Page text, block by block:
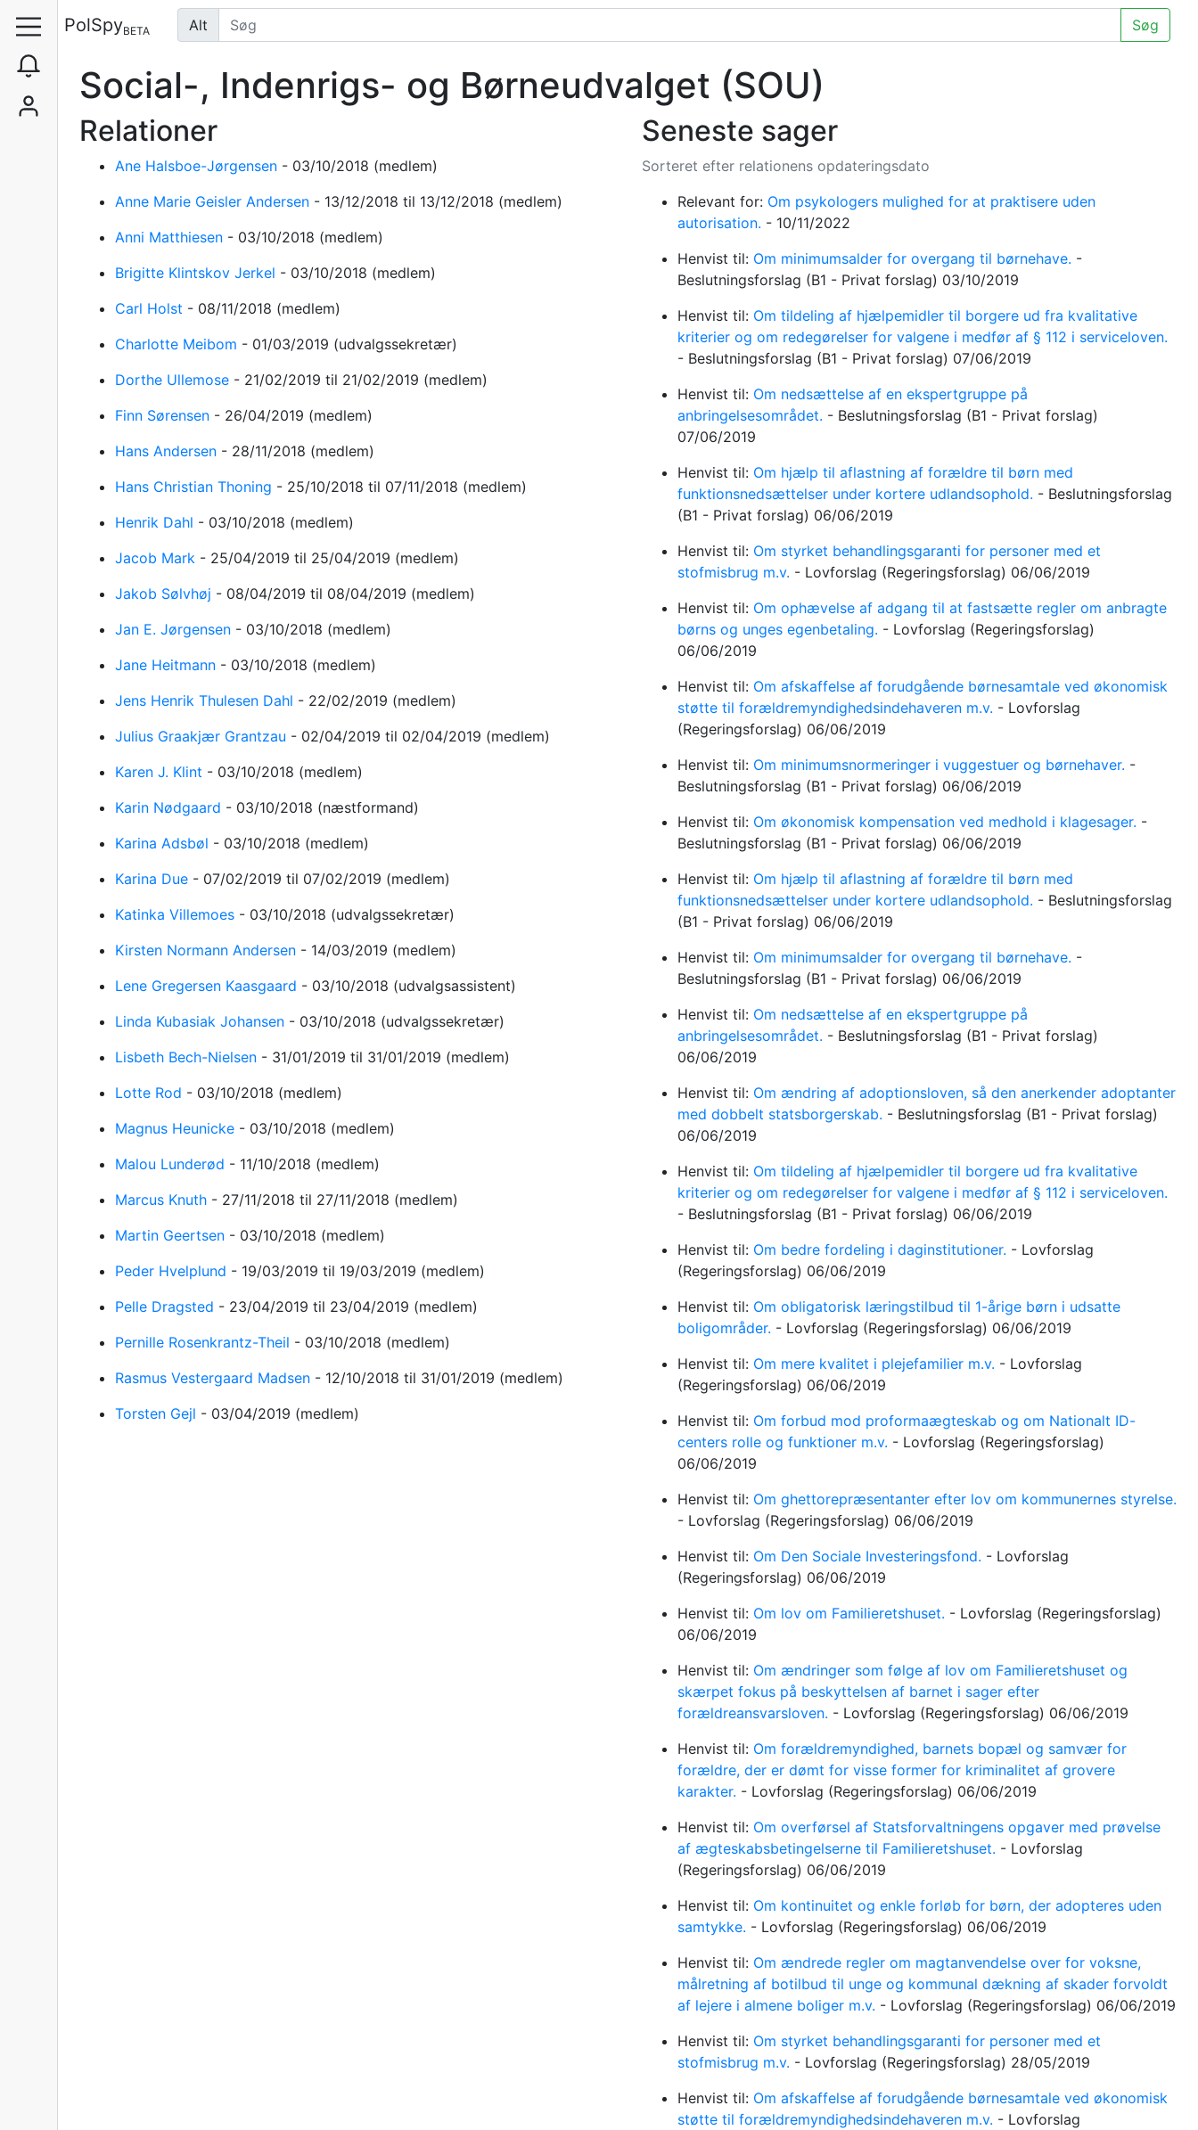
PolSpyBETA Alt Søg
Social-, Indenrigs- og Børneudvalget (SOU)
Relationer
Ane Halsboe-Jørgensen - 03/10/2018 (medlem)
Anne Marie Geisler Andersen - 13/12/2018 til 13/12/2018 (medlem)
Anni Matthiesen - 03/10/2018 (medlem)
Brigitte Klintskov Jerkel - 03/10/2018 (medlem)
Carl Holst - 08/11/2018 (medlem)
Charlotte Meibom - 01/03/2019 (udvalgssekretær)
Dorthe Ullemose - 21/02/2019 til 21/02/2019 (medlem)
Finn Sørensen - 26/04/2019 (medlem)
Hans Andersen - 28/11/2018 (medlem)
Hans Christian Thoning - 25/10/2018 til 07/11/2018 (medlem)
Henrik Dahl - 03/10/2018 (medlem)
Jacob Mark - 25/04/2019 til 25/04/2019 (medlem)
Jakob Sølvhøj - 08/04/2019 til 08/04/2019 (medlem)
Jan E. Jørgensen - 03/10/2018 (medlem)
Jane Heitmann - 03/10/2018 (medlem)
Jens Henrik Thulesen Dahl - 22/02/2019 (medlem)
Julius Graakjær Grantzau - 02/04/2019 til 02/04/2019 (medlem)
Karen J. Klint - 03/10/2018 (medlem)
Karin Nødgaard - 03/10/2018 (næstformand)
Karina Adsbøl - 03/10/2018 (medlem)
Karina Due - 07/02/2019 til 07/02/2019 (medlem)
Katinka Villemoes - 03/10/2018 (udvalgssekretær)
Kirsten Normann Andersen - 14/03/2019 (medlem)
Lene Gregersen Kaasgaard - 03/10/2018 (udvalgsassistent)
Linda Kubasiak Johansen - 03/10/2018 (udvalgssekretær)
Lisbeth Bech-Nielsen - 31/01/2019 til 31/01/2019 (medlem)
Lotte Rod - 03/10/2018 (medlem)
Magnus Heunicke - 03/10/2018 (medlem)
Malou Lunderød - 11/10/2018 (medlem)
Marcus Knuth - 27/11/2018 til 27/11/2018 (medlem)
Martin Geertsen - 03/10/2018 (medlem)
Peder Hvelplund - 19/03/2019 til 19/03/2019 (medlem)
Pelle Dragsted - 23/04/2019 til 23/04/2019 (medlem)
Pernille Rosenkrantz-Theil - 03/10/2018 (medlem)
Rasmus Vestergaard Madsen - 12/10/2018 til 31/01/2019 (medlem)
Torsten Gejl - 03/04/2019 (medlem)
Seneste sager
Sorteret efter relationens opdateringsdato
Relevant for: Om psykologers mulighed for at praktisere uden
autorisation. - 10/11/2022
Henvist til: Om minimumsalder for overgang til børnehave. -
Beslutningsforslag (B1 - Privat forslag) 03/10/2019
Henvist til: Om tildeling af hjælpemidler til borgere ud fra kvalitative
kriterier og om redegørelser for valgene i medfør af § 112 i serviceloven.
- Beslutningsforslag (B1 - Privat forslag) 07/06/2019
Henvist til: Om nedsættelse af en ekspertgruppe på
anbringelsesområdet. - Beslutningsforslag (B1 - Privat forslag)
07/06/2019
Henvist til: Om hjælp til aflastning af forældre til børn med
funktionsnedsættelser under kortere udlandsophold. - Beslutningsforslag
(B1 - Privat forslag) 06/06/2019
Henvist til: Om styrket behandlingsgaranti for personer med et
stofmisbrug m.v. - Lovforslag (Regeringsforslag) 06/06/2019
Henvist til: Om ophævelse af adgang til at fastsætte regler om anbragte
børns og unges egenbetaling. - Lovforslag (Regeringsforslag)
06/06/2019
Henvist til: Om afskaffelse af forudgående børnesamtale ved økonomisk
støtte til forældremyndighedsindehaveren m.v. - Lovforslag
(Regeringsforslag) 06/06/2019
Henvist til: Om minimumsnormeringer i vuggestuer og børnehaver. -
Beslutningsforslag (B1 - Privat forslag) 06/06/2019
Henvist til: Om økonomisk kompensation ved medhold i klagesager. -
Beslutningsforslag (B1 - Privat forslag) 06/06/2019
Henvist til: Om hjælp til aflastning af forældre til børn med
funktionsnedsættelser under kortere udlandsophold. - Beslutningsforslag
(B1 - Privat forslag) 06/06/2019
Henvist til: Om minimumsalder for overgang til børnehave. -
Beslutningsforslag (B1 - Privat forslag) 06/06/2019
Henvist til: Om nedsættelse af en ekspertgruppe på
anbringelsesområdet. - Beslutningsforslag (B1 - Privat forslag)
06/06/2019
Henvist til: Om ændring af adoptionsloven, så den anerkender adoptanter
med dobbelt statsborgerskab. - Beslutningsforslag (B1 - Privat forslag)
06/06/2019
Henvist til: Om tildeling af hjælpemidler til borgere ud fra kvalitative
kriterier og om redegørelser for valgene i medfør af § 112 i serviceloven.
- Beslutningsforslag (B1 - Privat forslag) 06/06/2019
Henvist til: Om bedre fordeling i daginstitutioner. - Lovforslag
(Regeringsforslag) 06/06/2019
Henvist til: Om obligatorisk læringstilbud til 1-årige børn i udsatte
boligområder. - Lovforslag (Regeringsforslag) 06/06/2019
Henvist til: Om mere kvalitet i plejefamilier m.v. - Lovforslag
(Regeringsforslag) 06/06/2019
Henvist til: Om forbud mod proformaægteskab og om Nationalt ID-
centers rolle og funktioner m.v. - Lovforslag (Regeringsforslag)
06/06/2019
Henvist til: Om ghettorepræsentanter efter lov om kommunernes styrelse.
- Lovforslag (Regeringsforslag) 06/06/2019
Henvist til: Om Den Sociale Investeringsfond. - Lovforslag
(Regeringsforslag) 06/06/2019
Henvist til: Om lov om Familieretshuset. - Lovforslag (Regeringsforslag)
06/06/2019
Henvist til: Om ændringer som følge af lov om Familieretshuset og
skærpet fokus på beskyttelsen af barnet i sager efter
forældreansvarsloven. - Lovforslag (Regeringsforslag) 06/06/2019
Henvist til: Om forældremyndighed, barnets bopæl og samvær for
forældre, der er dømt for visse former for kriminalitet af grovere
karakter. - Lovforslag (Regeringsforslag) 06/06/2019
Henvist til: Om overførsel af Statsforvaltningens opgaver med prøvelse
af ægteskabsbetingelserne til Familieretshuset. - Lovforslag
(Regeringsforslag) 06/06/2019
Henvist til: Om kontinuitet og enkle forløb for børn, der adopteres uden
samtykke. - Lovforslag (Regeringsforslag) 06/06/2019
Henvist til: Om ændrede regler om magtanvendelse over for voksne,
målretning af botilbud til unge og kommunal dækning af skader forvoldt
af lejere i almene boliger m.v. - Lovforslag (Regeringsforslag) 06/06/2019
Henvist til: Om styrket behandlingsgaranti for personer med et
stofmisbrug m.v. - Lovforslag (Regeringsforslag) 28/05/2019
Henvist til: Om afskaffelse af forudgående børnesamtale ved økonomisk
støtte til forældremyndighedsindehaveren m.v. - Lovforslag